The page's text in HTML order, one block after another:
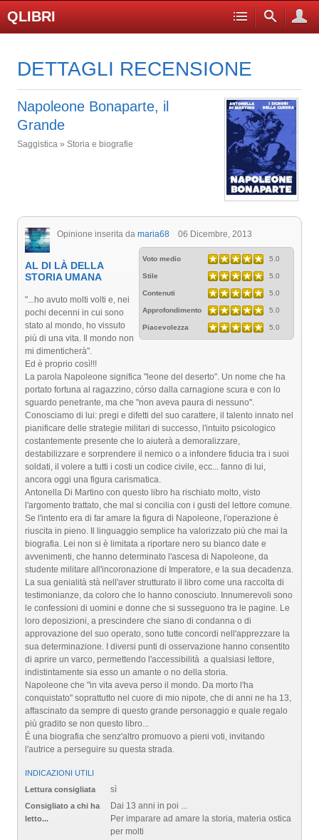
QLIBRI
DETTAGLI RECENSIONE
Napoleone Bonaparte, il
Grande
Saggistica » Storia e biografie
Opinione inserita da maria68 06 Dicembre, 2013
Voto medio 5.0
Stile 5.0
Contenuti 5.0
Approfondimento 5.0
Piacevolezza 5.0
AL DI LÀ DELLA
STORIA UMANA
"...ho avuto molti volti e, nei
pochi decenni in cui sono
stato al mondo, ho vissuto
più di una vita. Il mondo non
mi dimenticherà".
Ed è proprio così!!!
La parola Napoleone significa "leone del deserto". Un nome che ha
portato fortuna al ragazzino, córso dalla carnagione scura e con lo
sguardo penetrante, ma che "non aveva paura di nessuno".
Conosciamo di lui: pregi e difetti del suo carattere, il talento innato nel
pianificare delle strategie militari di successo, l'intuito psicologico
costantemente presente che lo aiuterà a demoralizzare,
destabilizzare e sorprendere il nemico o a infondere fiducia tra i suoi
soldati, il volere a tutti i costi un codice civile, ecc... fanno di lui,
ancora oggi una figura carismatica.
Antonella Di Martino con questo libro ha rischiato molto, visto
l'argomento trattato, che mal si concilia con i gusti del lettore comune.
Se l'intento era di far amare la figura di Napoleone, l'operazione è
riuscita in pieno. Il linguaggio semplice ha valorizzato più che mai la
biografia. Lei non si è limitata a riportare nero su bianco date e
avvenimenti, che hanno determinato l'ascesa di Napoleone, da
studente militare all'incoronazione di Imperatore, e la sua decadenza.
La sua genialità stà nell'aver strutturato il libro come una raccolta di
testimonianze, da coloro che lo hanno conosciuto. Innumerevoli sono
le confessioni di uomini e donne che si susseguono tra le pagine. Le
loro deposizioni, a prescindere che siano di condanna o di
approvazione del suo operato, sono tutte concordi nell'apprezzare la
sua determinazione. I diversi punti di osservazione hanno consentito
di aprire un varco, permettendo l'accessibilità a qualsiasi lettore,
indistintamente sia esso un amante o no della storia.
Napoleone che "in vita aveva perso il mondo. Da morto l'ha
conquistato" soprattutto nel cuore di mio nipote, che di anni ne ha 13,
affascinato da sempre di questo grande personaggio e quale regalo
più gradito se non questo libro...
É una biografia che senz'altro promuovo a pieni voti, invitando
l'autrice a perseguire su questa strada.
INDICAZIONI UTILI
Lettura consigliata
sì
Consigliato a chi ha
letto...
Dai 13 anni in poi ...
Per imparare ad amare la storia, materia ostica
per molti